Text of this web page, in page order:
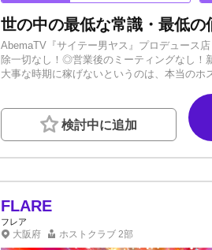
AbemaTV『サイテー男ヤス』プロデュース
除一切なし！◎営業後のミーティングなし！
大事な時期に稼げないというのは、本当の
種賞金多数】【毎月ボーナスあり】～メデ
も積極的です！～教育実績多数～未経験か
っております。ホストは1人だけで成長でき
てみたい方、一緒に前へ進みましょう。ー
誓也です。 まず初めに当店の求人ページを
る仲間を大募集しています! WORST OVER
い。ーーーーーーーーーーーーー絶対に夢
れてみてください。やる気さえあれば誰でも
検討中に追加
FLARE
フレア
大阪府 ホストクラブ 2部